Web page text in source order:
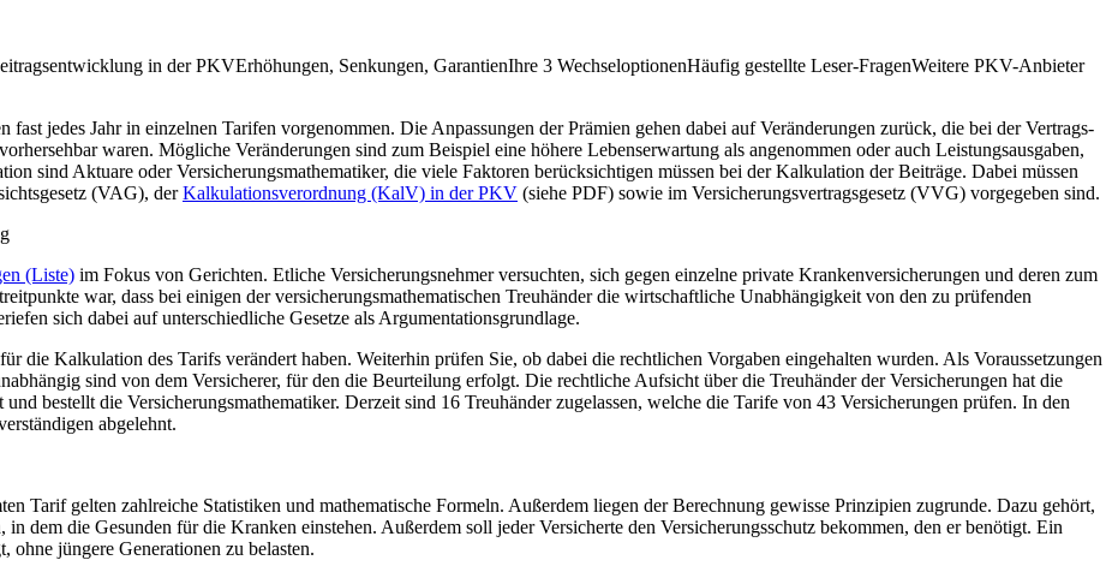
in der PKVErhöhungen, Senkungen, GarantienIhre 3 WechseloptionenHäufig gestellte Leser-FragenWeitere PKV-Anbieter
fast jedes Jahr in einzelnen Tarifen vor­genommen. Die Anpassungen der Prämien gehen dabei auf Verän­de­run­gen zurück, die bei der Vertrags­­
waren. Mögliche Veränderungen sind zum Beispiel eine höhere Lebenserwartung als angenommen oder auch Leistungsausgaben,
sind Aktuare oder Versicherungs­mathematiker, die viele Faktoren berücksichtigen müssen bei der Kalkulation der Beiträge. Dabei müssen
(VAG), derKalkulationsverordnung (KalV) in der PKV (siehe PDF) sowie im Versicherungsvertragsgesetz (VVG) vorgegeben sind.
(Liste) im Fokus von Gerichten. Etliche Versicherungsnehmer versuchten, sich gegen einzelne private Krankenversicherungen und deren zum
war, dass bei einigen der versicherungsmathema­tischen Treuhänder die wirtschaftliche Unabhängigkeit von den zu prüfenden
sich dabei auf unterschiedliche Gesetze als Argumentationsgrundlage.
die Kalkulation des Tarifs verändert haben. Weiterhin prüfen Sie, ob dabei die rechtlichen Vorgaben eingehalten wurden. Als Voraussetzungen
sind von dem Versicherer, für den die Beurteilung erfolgt. Die rechtliche Aufsicht über die Treuhänder der Versicherungen hat die
bestellt die Versicherungsmathematiker. Derzeit sind 16 Treuhänder zugelassen, welche die Tarife von 43 Versicherungen prüfen. In den
abgelehnt.
Tarif gelten zahlreiche Statistiken und mathematische Formeln. Außerdem liegen der Berechnung gewisse Prinzipien zugrunde. Dazu gehört,
dem die Gesunden für die Kranken einstehen. Außerdem soll jeder Versicherte den Versicherungsschutz bekommen, den er benötigt. Ein
ohne jüngere Generationen zu belasten.